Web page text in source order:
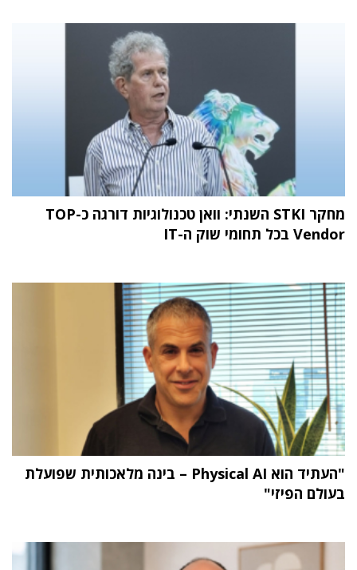
מחקר STKI השנתי: וואן טכנולוגיות דורגה כ-TOP
Vendor בכל תחומי שוק ה-IT
"העתיד הוא Physical AI – בינה מלאכותית שפועלת
בעולם הפיזי"